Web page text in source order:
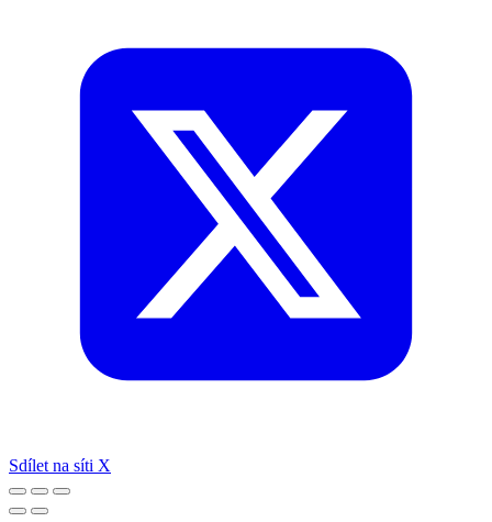
Sdílet na síti X